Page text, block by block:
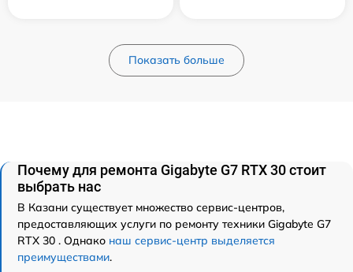
Показать больше
Почему для ремонта Gigabyte G7 RTX 30 стоит
выбрать нас
В Казани существует множество сервис-центров,
предоставляющих услуги по ремонту техники Gigabyte G7
RTX 30 . Однако наш сервис-центр выделяется
преимуществами.